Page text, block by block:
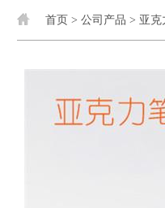
首页 > 公司产品 > 亚克